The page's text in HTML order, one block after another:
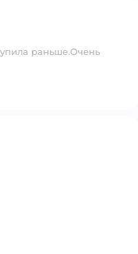
раньше.Очень